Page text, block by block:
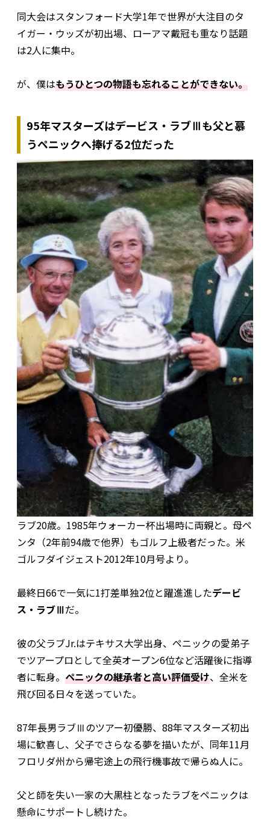
同大会はスタンフォード大学1年で世界が大注目のタ
イガー・ウッズが初出場、ローアマ戴冠も重なり話題
は2人に集中。
が、僕はもうひとつの物語も忘れることができない。
95年マスターズはデービス・ラブⅢも父と慕
うペニックへ捧げる2位だった
ラブ20歳。1985年ウォーカー杯出場時に両親と。母ペ
ンタ（2年前94歳で他界）もゴルフ上級者だった。米
ゴルフダイジェスト2012年10月号より。
最終日66で一気に1打差単独2位と躍進進したデービ
ス・ラブⅢだ。
彼の父ラブJr.はテキサス大学出身、ペニックの愛弟子
でツアープロとして全英オープン6位など活躍後に指導
者に転身。 ペニックの継承者と高い評価受け、全米を
飛び回る日々を送っていた。
87年長男ラブⅢのツアー初優勝、88年マスターズ初出
場に歓喜し、父子でさらなる夢を描いたが、同年11月
フロリダ州から帰宅途上の飛行機事故で帰らぬ人に。
父と師を失い一家の大黒柱となったラブをペニックは
懸命にサポートし続けた。